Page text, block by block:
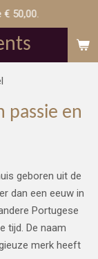
50,00.
passie en
geboren uit de
dan een eeuw in
Portugese
tijd. De naam
merk heeft